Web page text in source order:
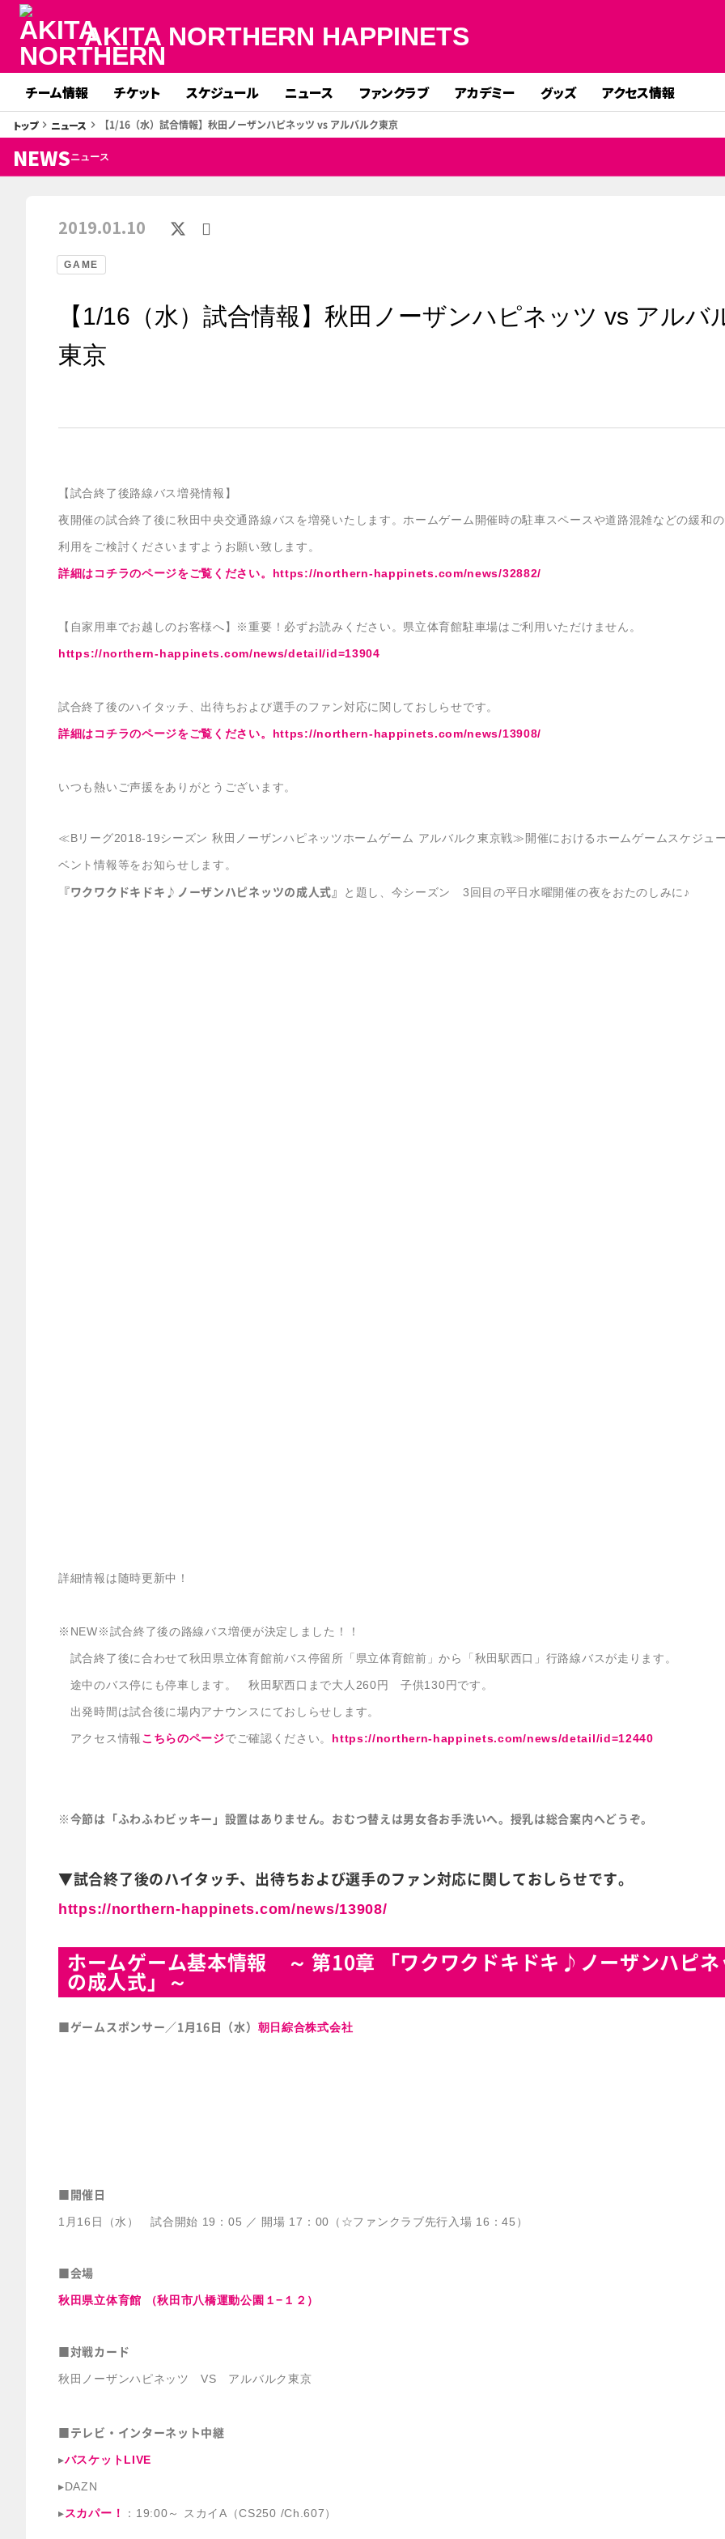
AKITA NORTHERN HAPPINETS
チーム情報 チケット スケジュール ニュース ファンクラブ アカデミー グッズ アクセス情報
トップkeyboard_arrow_right ニュース keyboard_arrow_right 【1/16（水）試合情報】秋田ノーザンハピネッツ vs アルバルク東京
NEWSニュース
GAME
2019.01.10
【1/16（水）試合情報】秋田ノーザンハピネッツ vs アルバ
東京
【試合終了後路線バス増発情報】
夜開催の試合終了後に秋田中央交通路線バスを増発いたします。ホームゲーム開催時の駐車スペースや道路混雑などの緩和
利用をご検討くださいますようお願い致します。
詳細はコチラのページをご覧ください。https://northern-happinets.com/news/32882/
【自家用車でお越しのお客様へ】※重要！必ずお読みください。県立体育館駐車場はご利用いただけません。
https://northern-happinets.com/news/detail/id=13904
試合終了後のハイタッチ、出待ちおよび選手のファン対応に関しておしらせです。
詳細はコチラのページをご覧ください。https://northern-happinets.com/news/13908/
いつも熱いご声援をありがとうございます。
≪Bリーグ2018-19シーズン 秋田ノーザンハピネッツホームゲーム アルバルク東京戦≫開催におけるホームゲームスケジュ
ベント情報等をお知らせします。
『ワクワクドキドキ♪ノーザンハピネッツの成人式』 と題し、今シーズン 3回目の平日水曜開催の夜をおたのしみに♪
詳細情報は随時更新中！
※NEW※試合終了後の路線バス増便が決定しました！！
試合終了後に合わせて秋田県立体育館前バス停留所「県立体育館前」から「秋田駅西口」行路線バスが走ります。
途中のバス停にも停車します。 秋田駅西口まで大人260円 子供130円です。
出発時間は試合後に場内アナウンスにておしらせします。
アクセス情報こちらのページでご確認ください。 https://northern-happinets.com/news/detail/id=12440
※今節は「ふわふわビッキー」設置はありません。おむつ替えは男女各お手洗いへ。授乳は総合案内へどうぞ。
▼試合終了後のハイタッチ、出待ちおよび選手のファン対応に関しておしらせです。
https://northern-happinets.com/news/13908/
ホームゲーム基本情報 ～ 第10章 「ワクワクドキドキ♪ノーザンハピネ
の成人式」～
■ゲームスポンサー／1月16日（水） 朝日綜合株式会社
■開催日
1月16日（水） 試合開始 19：05 ／ 開場 17：00（☆ファンクラブ先行入場 16：45）
■会場
秋田県立体育館 （秋田市八橋運動公園１−１２）
■対戦カード
秋田ノーザンハピネッツ VS アルバルク東京
■テレビ・インターネット中継
▸バスケットLIVE
▸DAZN
▸スカパー！ ：19:00～ スカイA（CS250 /Ch.607）